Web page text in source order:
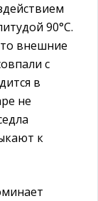
90°С.
внешние
с
в
не
к